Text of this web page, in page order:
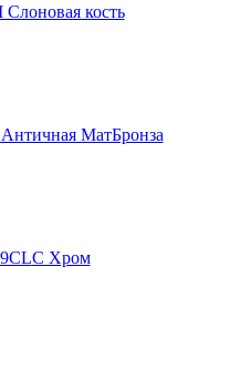
Слоновая кость
МатБронза
C Хром